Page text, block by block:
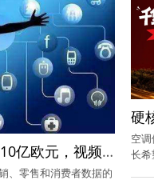
欧洲数字广告市场规模突破1310亿欧元，视频广告成增长新引擎
、零售和消费者数据的
硬
空
长希